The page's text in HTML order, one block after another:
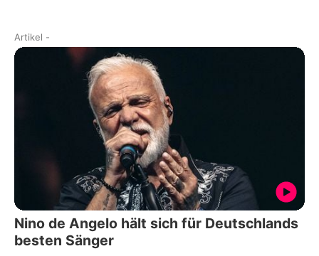
Artikel -
Nino de Angelo hält sich für Deutschlands
besten Sänger